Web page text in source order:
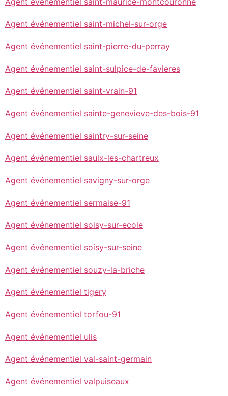
Agent événementiel saint-michel-sur-orge
Agent événementiel saint-pierre-du-perray
Agent événementiel saint-sulpice-de-favieres
Agent événementiel saint-vrain-91
Agent événementiel sainte-genevieve-des-bois-91
Agent événementiel saintry-sur-seine
Agent événementiel saulx-les-chartreux
Agent événementiel savigny-sur-orge
Agent événementiel sermaise-91
Agent événementiel soisy-sur-ecole
Agent événementiel soisy-sur-seine
Agent événementiel souzy-la-briche
Agent événementiel tigery
Agent événementiel torfou-91
Agent événementiel ulis
Agent événementiel val-saint-germain
Agent événementiel valpuiseaux